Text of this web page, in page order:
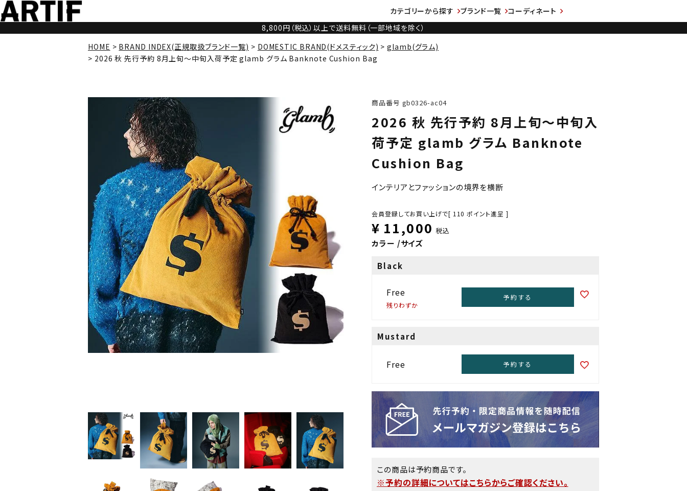
カテゴリーから探す ブランド一覧
コーディネート
8,800円（税込）以上で送料無料（一部地域を除く）
HOME
BRAND INDEX(正規取扱ブランド一覧) DOMESTIC BRAND(ドメスティック)
glamb(グラム)
2026 秋 先行予約 8月上旬～中旬入荷予定 glamb グラム Banknote Cushion Bag
商品番号 gb0326-ac04
2026 秋 先行予約 8月上旬～中旬入
荷予定 glamb グラム Banknote
Cushion Bag
インテリアとファッションの境界を横断
会員登録してお買い上げで[ 110 ポイント進呈 ]
¥ 11,000 税込
カラー サイズ
Black
Free
残りわずか
予約する
Mustard
Free 予約する
この商品は予約商品です。
※予約の詳細についてはこちらからご確認ください。